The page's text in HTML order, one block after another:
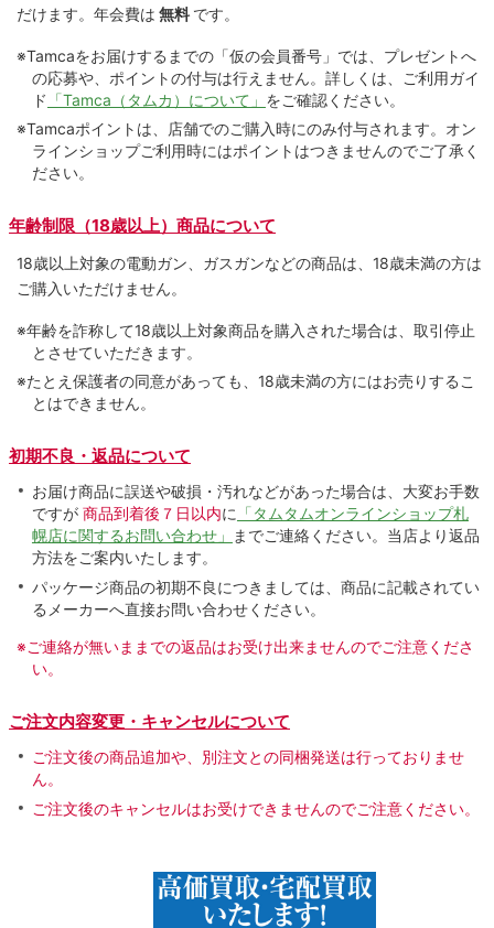
だけます。 年会費は 無料 です。
※Tamcaをお届けするまでの「仮の会員番号」では、プレゼントへ
の応募や、ポイントの付与は⾏えません。詳しくは、ご利⽤ガイ
ド 「Tamca（タムカ）について」 をご確認ください。
※Tamcaポイントは、店舗でのご購⼊時にのみ付与されます。オン
ラインショップご利用時にはポイントはつきませんのでご了承く
ださい。
年齢制限（18歳以上）商品について
18歳以上対象の電動ガン、ガスガンなどの商品は、18歳未満の方は
ご購入いただけません。
※年齢を詐称して18歳以上対象商品を購入された場合は、取引停止
とさせていただきます。
※たとえ保護者の同意があっても、18歳未満の方にはお売りするこ
とはできません。
初期不良・返品について
お届け商品に誤送や破損・汚れなどがあった場合は、大変お手数
ですが 商品到着後７日以内に 「タムタムオンラインショップ札
幌店に関するお問い合わせ」
までご連絡ください。当店より返品
方法をご案内いたします。
パッケージ商品の初期不良につきましては、商品に記載されてい
るメーカーへ直接お問い合わせください。
※ご連絡が無いままでの返品はお受け出来ませんのでご注意くださ
い。
ご注文内容変更・キャンセルについて
ご注文後の商品追加や、別注文との同梱発送は行っておりませ
ん。
ご注文後のキャンセルはお受けできませんのでご注意ください。